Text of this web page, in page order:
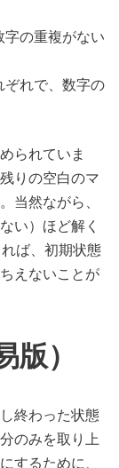
の重複がない
ぞれで、数字の
られていま
りの空白のマ
当然ながら、
い）ほど解く
ば、初期状態
えないことが
）
終わった状態
のみを取り上
するために、